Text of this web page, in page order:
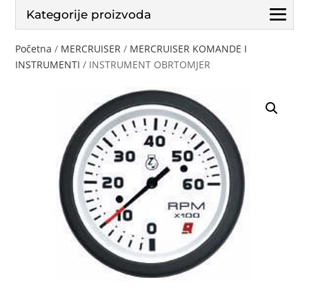
Kategorije proizvoda
Početna / MERCRUISER / MERCRUISER KOMANDE I
INSTRUMENTI / INSTRUMENT OBRTOMJER